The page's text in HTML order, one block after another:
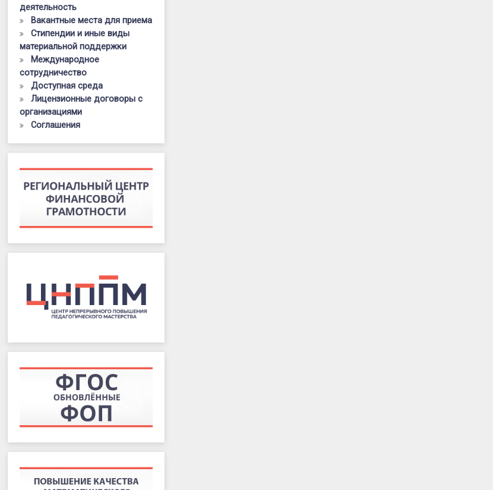
деятельность
Вакантные места для приема
Стипендии и иные виды
материальной поддержки
Международное
сотрудничество
Доступная среда
Лицензионные договоры с
организациями
Соглашения